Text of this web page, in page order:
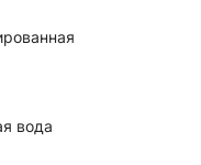
вода